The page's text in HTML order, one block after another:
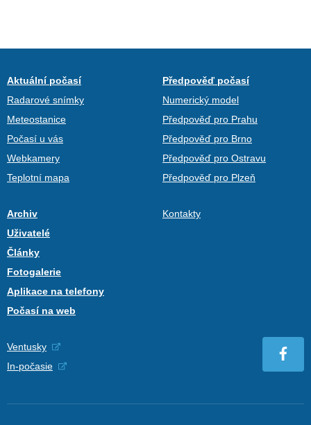
Aktuální počasí
Radarové snímky
Meteostanice
Počasí u vás
Webkamery
Teplotní mapa
Předpověď počasí
Numerický model
Předpověď pro Prahu
Předpověď pro Brno
Předpověď pro Ostravu
Předpověď pro Plzeň
Archiv
Uživatelé
Články
Fotogalerie
Aplikace na telefony
Počasí na web
Kontakty
Ventusky
In-počasie